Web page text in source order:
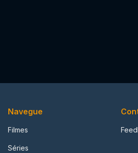
Navegue
Filmes
Séries